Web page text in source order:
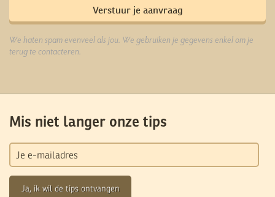
We haten spam evenveel als jou. We gebruiken je gegevens enkel om je
terug te contacteren.
Mis niet langer onze tips
Ja, ik wil de tips ontvangen